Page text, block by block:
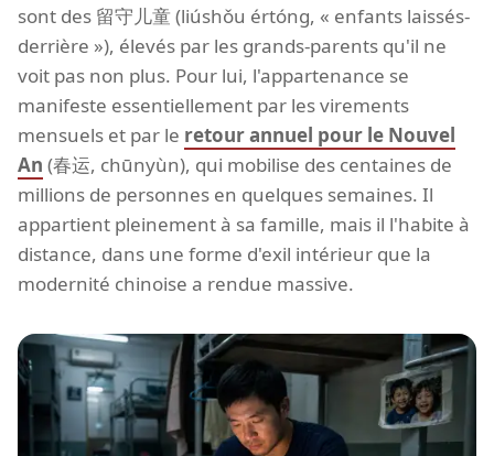
sont des 留守儿童 (liúshǒu értóng, « enfants laissés-
derrière »), élevés par les grands-parents qu'il ne
voit pas non plus. Pour lui, l'appartenance se
manifeste essentiellement par les virements
mensuels et par le retour annuel pour le Nouvel
An (春运, chūnyùn), qui mobilise des centaines de
millions de personnes en quelques semaines. Il
appartient pleinement à sa famille, mais il l'habite à
distance, dans une forme d'exil intérieur que la
modernité chinoise a rendue massive.